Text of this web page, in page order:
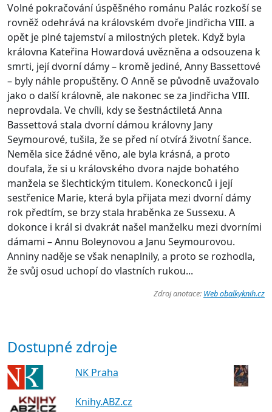
Volné pokračování úspěšného románu Palác rozkoší se
rovněž odehrává na královském dvoře Jindřicha VIII. a
opět je plné tajemství a milostných pletek. Když byla
královna Kateřina Howardová uvězněna a odsouzena k
smrti, její dvorní dámy – kromě jediné, Anny Bassettové
– byly náhle propuštěny. O Anně se původně uvažovalo
jako o další královně, ale nakonec se za Jindřicha VIII.
neprovdala. Ve chvíli, kdy se šestnáctiletá Anna
Bassettová stala dvorní dámou královny Jany
Seymourové, tušila, že se před ní otvírá životní šance.
Neměla sice žádné věno, ale byla krásná, a proto
doufala, že si u královského dvora najde bohatého
manžela se šlechtickým titulem. Koneckonců i její
sestřenice Marie, která byla přijata mezi dvorní dámy
rok předtím, se brzy stala hraběnka ze Sussexu. A
dokonce i král si dvakrát našel manželku mezi dvorními
dámami – Annu Boleynovou a Janu Seymourovou.
Anniny naděje se však nenaplnily, a proto se rozhodla,
že svůj osud uchopí do vlastních rukou...
Zdroj anotace: Web obalkyknih.cz
Dostupné zdroje
NK Praha
Knihy.ABZ.cz